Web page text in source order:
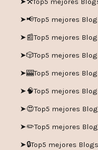
➤📢Top5 mejores
➤📰Top5 mejores
➤🎲Top5 mejores
➤🎰Top5 mejores
➤🧠Top5 mejores
➤😍Top5 mejores
➤✏️Top5 mejores
➤🔒Top5 mejores